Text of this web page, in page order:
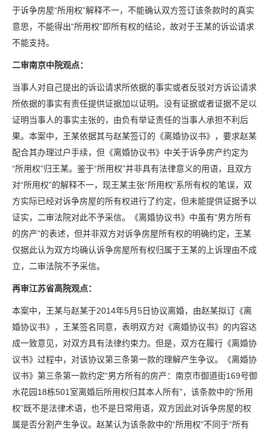
于诉争房屋“所用权”解释不一，不能确认双方签订该条款时的真实
意思，不能得出“所用权”即所有权的结论，故对于王某的诉讼请求
不能支持。
二审南京中院观点：
当事人对自己提出的诉讼请求所依据的事实或者反驳对方诉讼请求
所依据的事实有责任提供证据加以证明。没有证据或者证据不足以
证明当事人的事实主张的，由负有举证责任的当事人承担不利后
果。本案中，王某依据其与赵某签订的《离婚协议书》，要求赵某
配合其办理过户手续，但《离婚协议书》中关于诉争房产约定为
“所用权”归王某。鉴于“所用权”并非具有法律意义的用语，且双方
对“所用权”的解释不一，现王某主张“所用权”系所有权的笔误，双
方实际已经对诉争房屋的所有权进行了约定，但未能提供证据予以
证实，二审法院对此不予采信。《离婚协议书》中虽有“男方所有
的房产”的表述，但并非双方对诉争房屋所有权的明确约定，王某
仅据此认为双方均确认诉争房屋所有权归属于王某的上诉理由不成
立，二审法院不予采信。
再审江苏省高院观点：
本案中，王某与赵某于2014年5月5日协议离婚，由赵某拟订《离
婚协议书》，王某签名同意，表明双方对《离婚协议书》的内容达
成一致意见，对双方具有法律约束力。但是，双方在履行《离婚协
议书》过程中，对该协议第三条第一款的理解产生争议。《离婚协
议书》第三条第一款约定“男方所有的房产：南京市御道街169号御
水花园18栋501室离婚后所用权归其本人所有”，该条款中的“所用
权”既不是法律术语，也不是日常用语，双方因此对诉争房屋的权
属是否分割产生争议。赵某认为该条款中的“所用权”不同于“所有